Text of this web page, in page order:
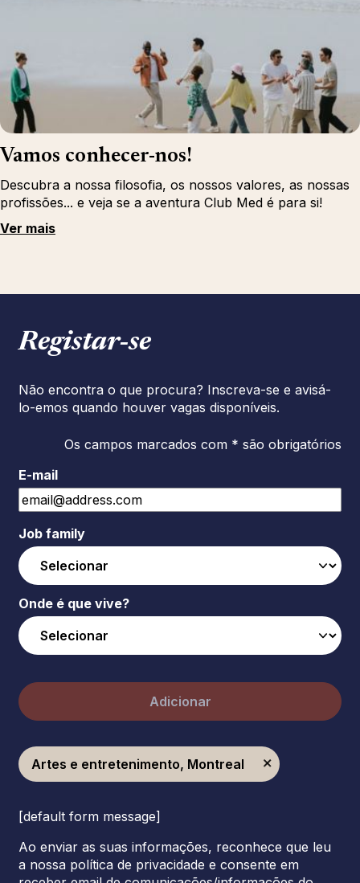
Vamos conhecer-nos!
Descubra a nossa filosofia, os nossos valores, as nossas
profissões... e veja se a aventura Club Med é para si!
Ver mais
Registar‑se
Não encontra o que procura? Inscreva-se e avisá-
lo-emos quando houver vagas disponíveis.
Os campos marcados com * são obrigatórios
E-mail
Job family
Onde é que vive?
Adicionar
Artes e entretenimento, Montreal
[default form message]
Ao enviar as suas informações, reconhece que leu
a nossa política de privacidade e consente em